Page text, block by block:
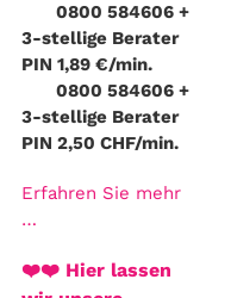
0800 584606 +
3-stellige Berater
PIN 1,89 €/min.
0800 584606 +
3-stellige Berater
PIN 2,50 CHF/min.
Erfahren Sie mehr
…
❤️❤️ Hier lassen